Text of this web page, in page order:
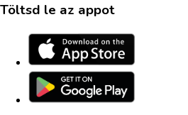
Töltsd le az appot